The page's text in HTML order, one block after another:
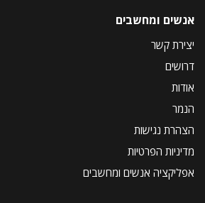
אנשים ומחשבים
יצירת קשר
דרושים
אודות
הנמר
הצהרת נגישות
מדיניות הפרטיות
אפליקציה אנשים ומחשבים